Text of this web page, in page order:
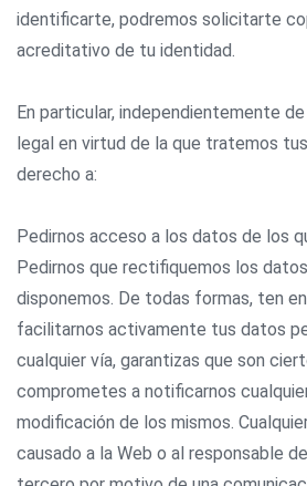
identificarte, podremos solicitarte
acreditativo de tu identidad.
En particular, independientemente
legal en virtud de la que tratemos
derecho a:
Pedirnos acceso a los datos de los
Pedirnos que rectifiquemos los
disponemos. De todas formas, ten
facilitarnos activamente tus datos
cualquier vía, garantizas que son
comprometes a notificarnos
modificación de los mismos.
causado a la Web o al responsable